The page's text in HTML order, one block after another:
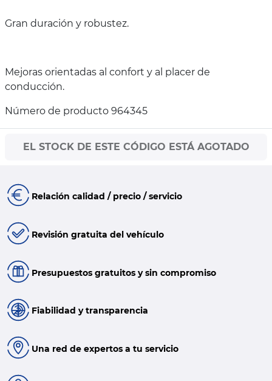
Gran duración y robustez.
Mejoras orientadas al confort y al placer de
conducción.
Número de producto 964345
EL STOCK DE ESTE CÓDIGO ESTÁ AGOTADO
Relación calidad / precio / servicio
Revisión gratuita del vehículo
Presupuestos gratuitos y sin compromiso
Fiabilidad y transparencia
Una red de expertos a tu servicio